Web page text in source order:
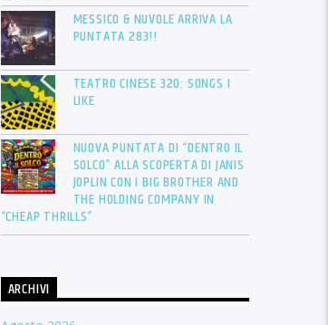
MESSICO & NUVOLE ARRIVA LA
PUNTATA 283!!
TEATRO CINESE 320: SONGS I
LIKE
NUOVA PUNTATA DI “DENTRO IL
SOLCO” ALLA SCOPERTA DI JANIS
JOPLIN CON I BIG BROTHER AND
THE HOLDING COMPANY IN
“CHEAP THRILLS”
ARCHIVI